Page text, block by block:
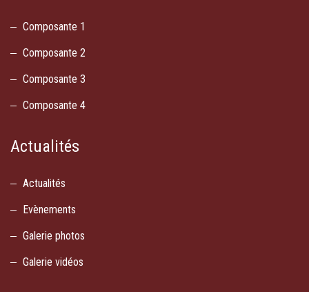
Composante 1
Composante 2
Composante 3
Composante 4
Actualités
Actualités
Evènements
Galerie photos
Galerie vidéos